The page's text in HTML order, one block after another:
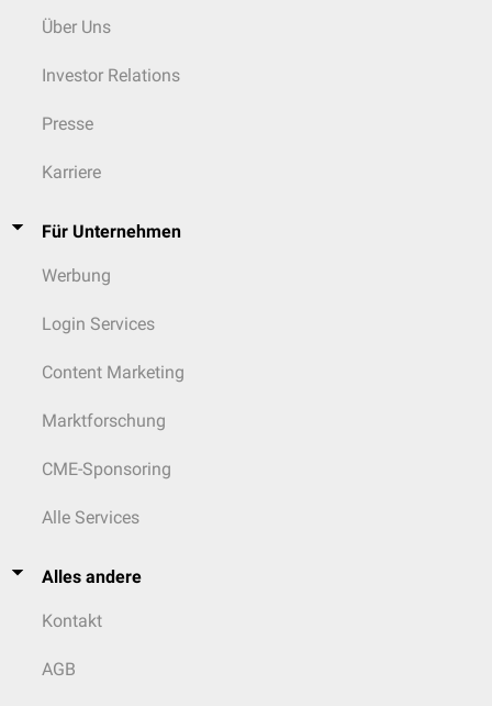
Über Uns
Investor Relations
Presse
Karriere
Für Unternehmen
Werbung
Login Services
Content Marketing
Marktforschung
CME-Sponsoring
Alle Services
Alles andere
Kontakt
AGB